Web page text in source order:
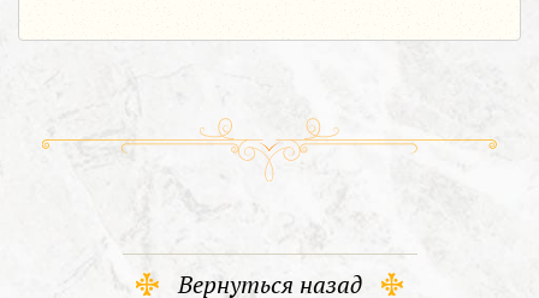
Вернуться назад